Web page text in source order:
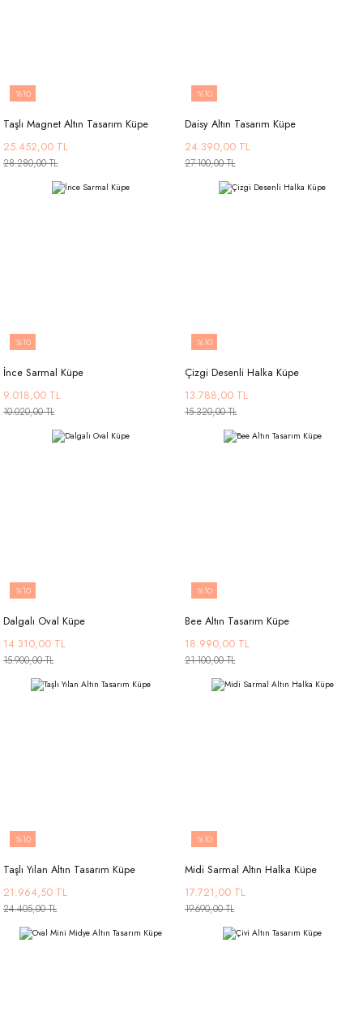
%10
Taşlı Magnet Altın Tasarım Küpe
25.452,00 TL
28.280,00 TL
%10
Daisy Altın Tasarım Küpe
24.390,00 TL
27.100,00 TL
%10
İnce Sarmal Küpe
9.018,00 TL
10.020,00 TL
%10
Çizgi Desenli Halka Küpe
13.788,00 TL
15.320,00 TL
%10
Dalgalı Oval Küpe
14.310,00 TL
15.900,00 TL
%10
Bee Altın Tasarım Küpe
18.990,00 TL
21.100,00 TL
%10
Taşlı Yılan Altın Tasarım Küpe
21.964,50 TL
24.405,00 TL
%10
Midi Sarmal Altın Halka Küpe
17.721,00 TL
19.690,00 TL